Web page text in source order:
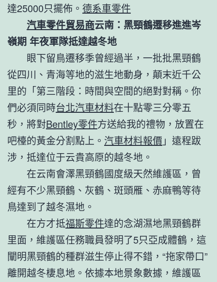
達25000只擺佈。 德系車零件
汽車零件貿易商云南：黑頸鶴遷移進進岑
嶺期 年夜軍隊抵達越冬地
眼下留鳥遷移季曾經過半，一批批黑頸鶴
從四川、青海等地的滋生地動身，顛末近千公
里的「第三階段：時間與空間的絕對對稱。你
們必須同時台北汽車材料在十點零三分零五
秒，將對Bentley零件方送給我的禮物，放置在
吧檯的黃金分割點上。 汽車材料報價 」遠程跋
涉，抵達位于云貴高原的越冬地。
在云南會澤黑頸鶴國度級天然維護區，曾
經有不少黑頸鶴、灰鶴、斑頭雁、赤麻鴨等待
鳥達到了越冬濕地。
在方才抵福斯零件達的念湖濕地黑頸鶴群
里面，維護區任務職員發明了5只亞成體鶴，這
闡明黑頸鶴的種群滋生停止得不錯，“拖家帶口”
離開越冬棲息地。依據本地景象數據，維護區